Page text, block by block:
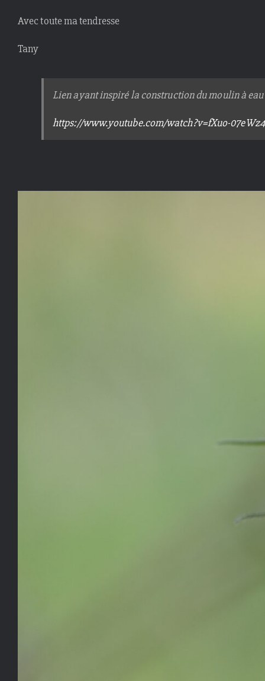
Avec toute ma tendresse
Tany
Lien ayant inspiré la construction du moulin à
https://www.youtube.com/watch?v=fXuo-07eWz4